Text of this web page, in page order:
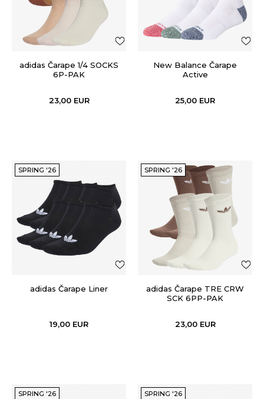
adidas Čarape 1/4 SOCKS
6P-PAK
23,00 EUR
New Balance Čarape
Active
25,00 EUR
SPRING '26
adidas Čarape Liner
19,00 EUR
SPRING '26
adidas Čarape TRE CRW
SCK 6PP-PAK
23,00 EUR
SPRING '26 SPRING '26